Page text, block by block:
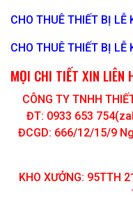
CHO THUÊ THIẾT BỊ LỄ
CHO THUÊ THIẾT BỊ LỄ
MỌI CHI TIẾT XIN LIÊN
CÔNG TY TNHH
ĐT: 0933 653
ĐCGD: 666/12/15/9
KHO XƯỞNG: 95TTH